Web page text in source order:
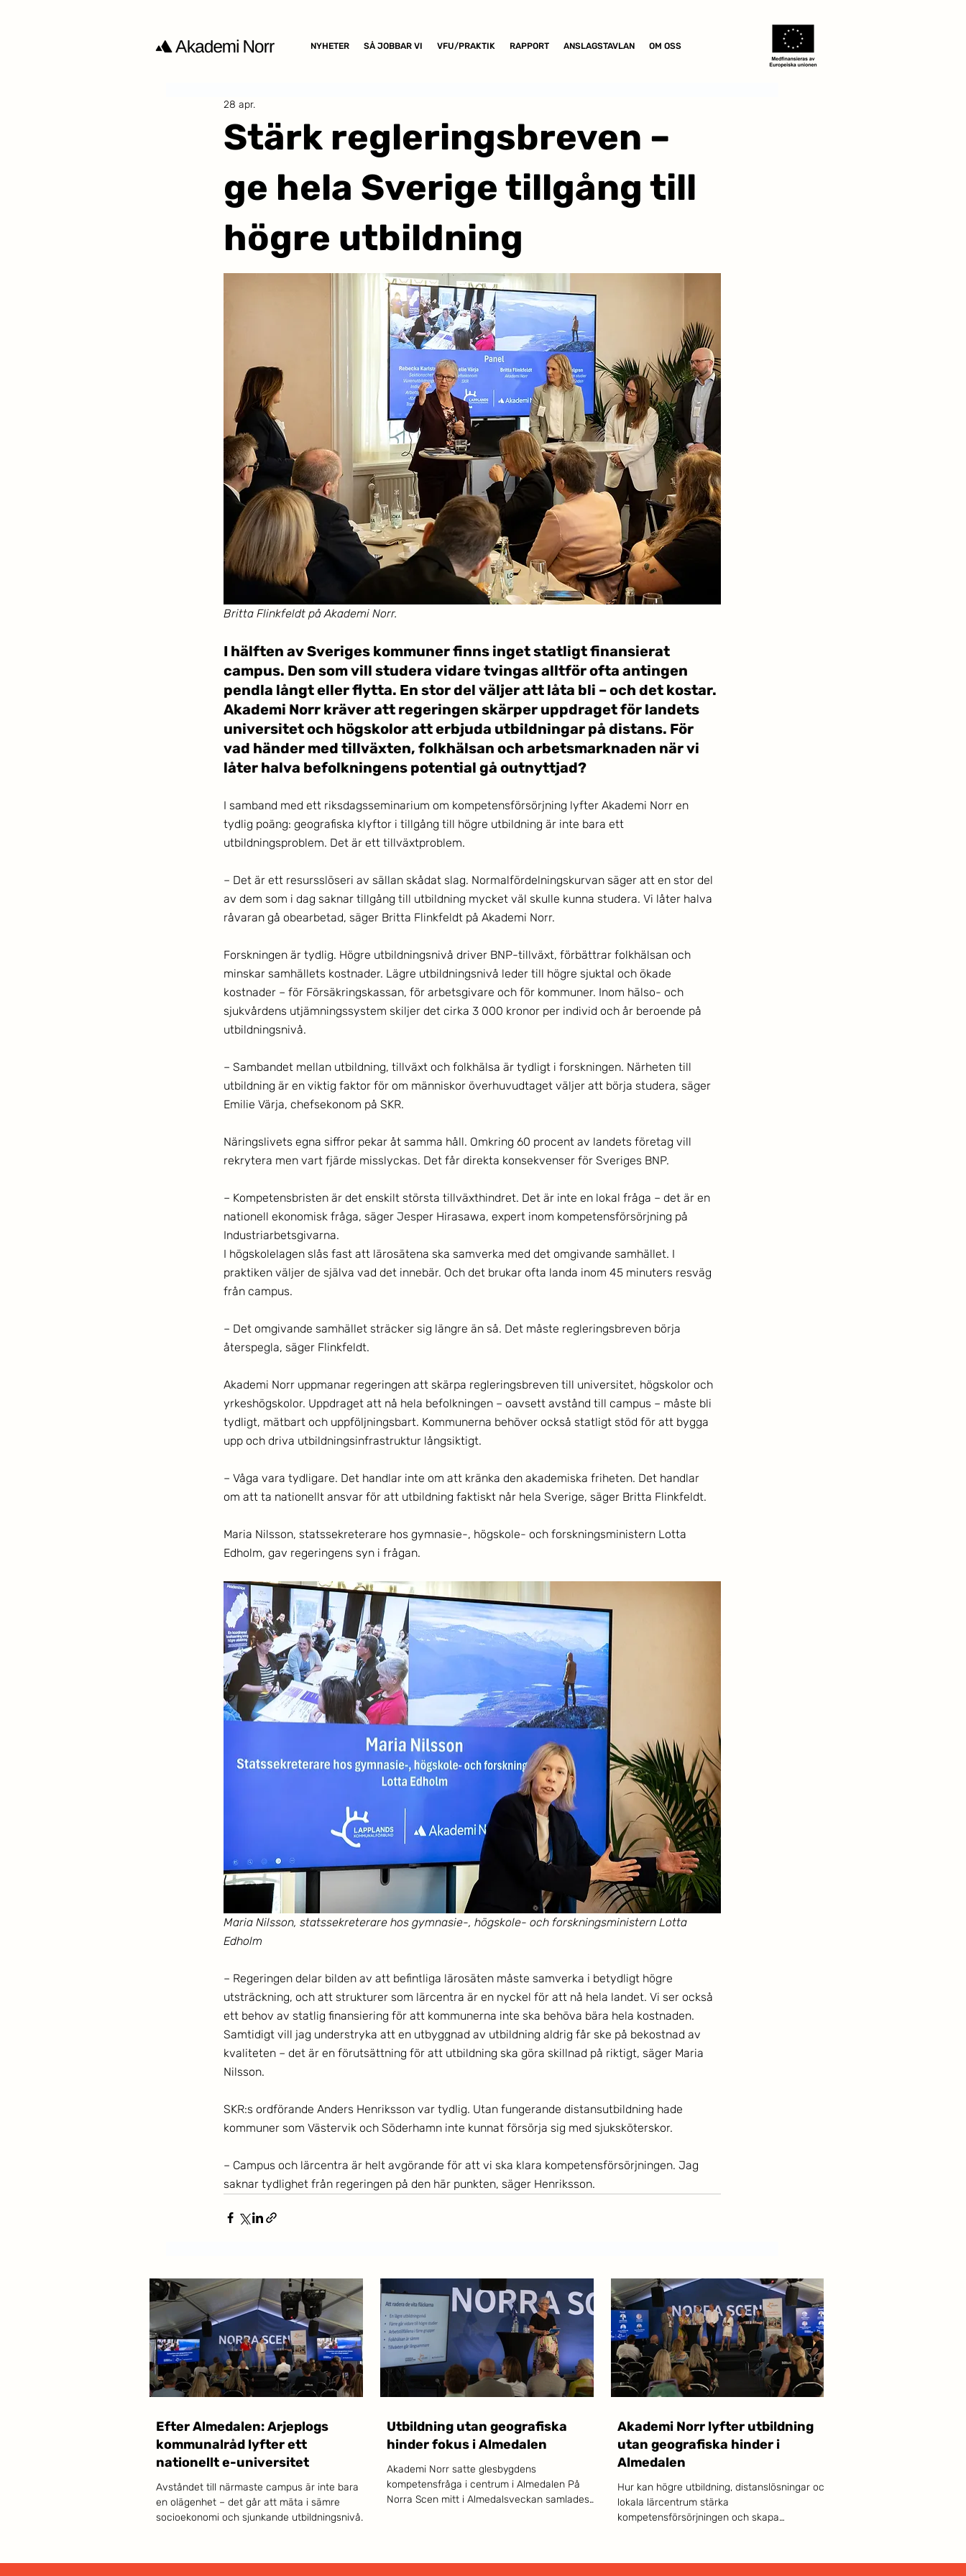
NYHETER SÅ JOBBAR VI VFU/PRAKTIK RAPPORT ANSLAGSTAVLAN OM OSS
Stärk regleringsbreven –
ge hela Sverige tillgång till
högre utbildning
28 apr.
Britta Flinkfeldt på Akademi Norr.
I hälften av Sveriges kommuner finns inget statligt finansierat
campus. Den som vill studera vidare tvingas alltför ofta antingen
pendla långt eller flytta. En stor del väljer att låta bli – och det kostar.
Akademi Norr kräver att regeringen skärper uppdraget för landets
universitet och högskolor att erbjuda utbildningar på distans. För
vad händer med tillväxten, folkhälsan och arbetsmarknaden när vi
låter halva befolkningens potential gå outnyttjad?
I samband med ett riksdagsseminarium om kompetensförsörjning lyfter Akademi Norr en
tydlig poäng: geografiska klyftor i tillgång till högre utbildning är inte bara ett
utbildningsproblem. Det är ett tillväxtproblem.
– Det är ett resursslöseri av sällan skådat slag. Normalfördelningskurvan säger att en stor del
av dem som i dag saknar tillgång till utbildning mycket väl skulle kunna studera. Vi låter halva
råvaran gå obearbetad, säger Britta Flinkfeldt på Akademi Norr.
Forskningen är tydlig. Högre utbildningsnivå driver BNP-tillväxt, förbättrar folkhälsan och
minskar samhällets kostnader. Lägre utbildningsnivå leder till högre sjuktal och ökade
kostnader – för Försäkringskassan, för arbetsgivare och för kommuner. Inom hälso- och
sjukvårdens utjämningssystem skiljer det cirka 3 000 kronor per individ och år beroende på
utbildningsnivå.
– Sambandet mellan utbildning, tillväxt och folkhälsa är tydligt i forskningen. Närheten till
utbildning är en viktig faktor för om människor överhuvudtaget väljer att börja studera, säger
Emilie Värja, chefsekonom på SKR.
Näringslivets egna siffror pekar åt samma håll. Omkring 60 procent av landets företag vill
rekrytera men vart fjärde misslyckas. Det får direkta konsekvenser för Sveriges BNP.
– Kompetensbristen är det enskilt största tillväxthindret. Det är inte en lokal fråga – det är en
nationell ekonomisk fråga, säger Jesper Hirasawa, expert inom kompetensförsörjning på
Industriarbetsgivarna.
I högskolelagen slås fast att lärosätena ska samverka med det omgivande samhället. I
praktiken väljer de själva vad det innebär. Och det brukar ofta landa inom 45 minuters resväg
från campus.
– Det omgivande samhället sträcker sig längre än så. Det måste regleringsbreven börja
återspegla, säger Flinkfeldt.
Akademi Norr uppmanar regeringen att skärpa regleringsbreven till universitet, högskolor och
yrkeshögskolor. Uppdraget att nå hela befolkningen – oavsett avstånd till campus – måste bli
tydligt, mätbart och uppföljningsbart. Kommunerna behöver också statligt stöd för att bygga
upp och driva utbildningsinfrastruktur långsiktigt.
– Våga vara tydligare. Det handlar inte om att kränka den akademiska friheten. Det handlar
om att ta nationellt ansvar för att utbildning faktiskt når hela Sverige, säger Britta Flinkfeldt.
Maria Nilsson, statssekreterare hos gymnasie-, högskole- och forskningsministern Lotta
Edholm, gav regeringens syn i frågan.
Maria Nilsson, statssekreterare hos gymnasie-, högskole- och forskningsministern Lotta
Edholm
– Regeringen delar bilden av att befintliga lärosäten måste samverka i betydligt högre
utsträckning, och att strukturer som lärcentra är en nyckel för att nå hela landet. Vi ser också
ett behov av statlig finansiering för att kommunerna inte ska behöva bära hela kostnaden.
Samtidigt vill jag understryka att en utbyggnad av utbildning aldrig får ske på bekostnad av
kvaliteten – det är en förutsättning för att utbildning ska göra skillnad på riktigt, säger Maria
Nilsson.
SKR:s ordförande Anders Henriksson var tydlig. Utan fungerande distansutbildning hade
kommuner som Västervik och Söderhamn inte kunnat försörja sig med sjuksköterskor.
– Campus och lärcentra är helt avgörande för att vi ska klara kompetensförsörjningen. Jag
saknar tydlighet från regeringen på den här punkten, säger Henriksson.
Efter Almedalen: Arjeplogs
kommunalråd lyfter ett
nationellt e-universitet
Avståndet till närmaste campus är inte bara
en olägenhet – det går att mäta i sämre
socioekonomi och sjunkande utbildningsnivå.
Dagens Samhälle lyfter ett nationellt digitalt
Utbildning utan geografiska
hinder fokus i Almedalen
Akademi Norr satte glesbygdens
kompetensfråga i centrum i Almedalen På
Norra Scen mitt i Almedalsveckan samlades
Akademi Norr lyfter utbildning
utan geografiska hinder i
Almedalen
Hur kan högre utbildning, distanslösningar och
lokala lärcentrum stärka
kompetensförsörjningen och skapa
centrum när Akademi Norr medverkar i